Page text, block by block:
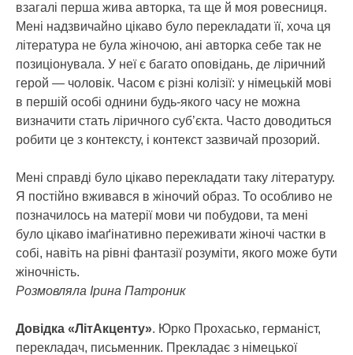
взагалі перша жива авторка, та ще й моя ровесниця.
Мені надзвичайно цікаво було перекладати її, хоча ця
література не була жіночою, ані авторка себе так не
позиціонувала. У неї є багато оповідань, де ліричний
герой — чоловік. Часом є різні колізії: у німецькій мові
в першій особі однини будь-якого часу не можна
визначити стать ліричного суб’єкта. Часто доводиться
робити це з контексту, і контекст зазвичай прозорий.
Мені справді було цікаво перекладати таку літературу.
Я постійно вживався в жіночий образ. То особливо не
позначилось на матерії мови чи побудови, та мені
було цікаво імаґінативно переживати жіночі частки в
собі, навіть на рівні фантазії розуміти, якого може бути
жіночність.
Розмовляла Ірина Патроник
Довідка «ЛітАкценту». Юрко Прохасько, германіст,
перекладач, письменник. Прекладає з німецької